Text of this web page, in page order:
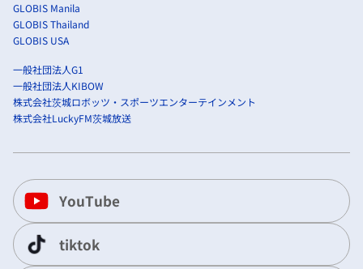
GLOBIS Manila
GLOBIS Thailand
GLOBIS USA
一般社団法人G1
一般社団法人KIBOW
株式会社茨城ロボッツ・スポーツエンターテインメント
株式会社LuckyFM茨城放送
YouTube
tiktok